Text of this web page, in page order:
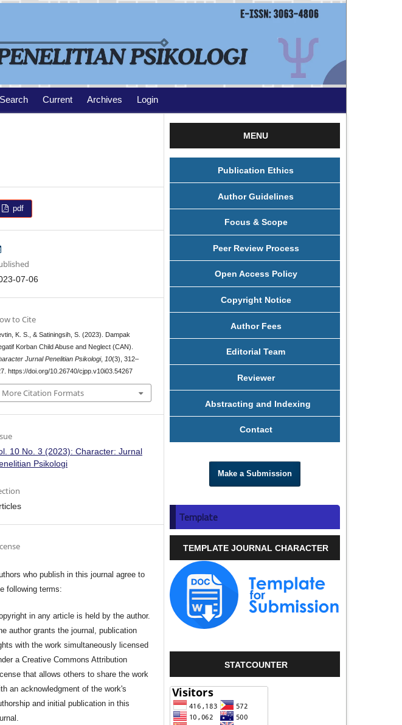
Search Current Archives Login
pdf
07-06
to Cite
K. S., & Satiningsih, S. (2023). Dampak
Korban Child Abuse and Neglect (CAN).
Jurnal Penelitian Psikologi, 10(3), 312–
https://doi.org/10.26740/cjpp.v10i03.54267
More Citation Formats
10 No. 3 (2023): Character: Jurnal
Psikologi
who publish in this journal agree to
following terms:
in any article is held by the author.
author grants the journal, publication
with the work simultaneously licensed
a Creative Commons Attribution
that allows others to share the work
an acknowledgment of the work's
and initial publication in this
MENU
Publication Ethics
Author Guidelines
Focus & Scope
Peer Review Process
Open Access Policy
Copyright Notice
Author Fees
Editorial Team
Reviewer
Abstracting and Indexing
Contact
Make a Submission
Template
TEMPLATE JOURNAL CHARACTER
STATCOUNTER